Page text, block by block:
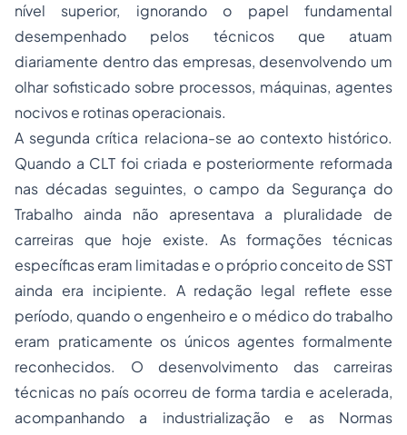
nível superior, ignorando o papel fundamental
desempenhado pelos técnicos que atuam
diariamente dentro das empresas, desenvolvendo um
olhar sofisticado sobre processos, máquinas, agentes
nocivos e rotinas operacionais.
A segunda crítica relaciona-se ao contexto histórico.
Quando a CLT foi criada e posteriormente reformada
nas décadas seguintes, o campo da Segurança do
Trabalho ainda não apresentava a pluralidade de
carreiras que hoje existe. As formações técnicas
específicas eram limitadas e o próprio conceito de SST
ainda era incipiente. A redação legal reflete esse
período, quando o engenheiro e o médico do trabalho
eram praticamente os únicos agentes formalmente
reconhecidos. O desenvolvimento das carreiras
técnicas no país ocorreu de forma tardia e acelerada,
acompanhando a industrialização e as Normas